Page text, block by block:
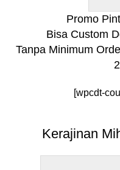
Promo
Bisa Custom
Tanpa Minimum
[wpcdt-
Kerajinan